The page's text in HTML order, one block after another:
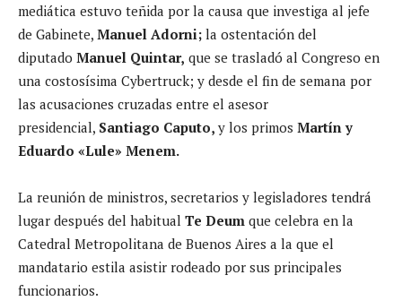
mediática estuvo teñida por la causa que investiga al jefe
de Gabinete, Manuel Adorni; la ostentación del
diputado Manuel Quintar, que se trasladó al Congreso en
una costosísima Cybertruck; y desde el fin de semana por
las acusaciones cruzadas entre el asesor
presidencial, Santiago Caputo, y los primos Martín y
Eduardo «Lule» Menem.
La reunión de ministros, secretarios y legisladores tendrá
lugar después del habitual Te Deum que celebra en la
Catedral Metropolitana de Buenos Aires a la que el
mandatario estila asistir rodeado por sus principales
funcionarios.